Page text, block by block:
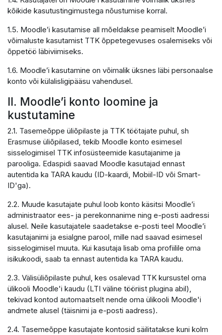
kõikide kasutustingimustega nõustumise korral.
1.5. Moodle’i kasutamise all mõeldakse peamiselt Moodle’i
võimaluste kasutamist TTK õppetegevuses osalemiseks või
õppetöö läbiviimiseks.
1.6. Moodle’i kasutamine on võimalik üksnes läbi personaalse
konto või külalisligipääsu vahendusel.
II. Moodle’i konto loomine ja
kustutamine
2.1. Tasemeõppe üliõpilaste ja TTK töötajate puhul, sh
Erasmuse üliõpilased, tekib Moodle konto esimesel
sisselogimisel TTK infosüsteemide kasutajanime ja
parooliga. Edaspidi saavad Moodle kasutajad ennast
autentida ka TARA kaudu (ID-kaardi, Mobiil-ID või Smart-
ID'ga).
2.2. Muude kasutajate puhul loob konto käsitsi Moodle’i
administraator ees- ja perekonnanime ning e-posti aadressi
alusel. Neile kasutajatele saadetakse e-posti teel Moodle’i
kasutajanimi ja esialgne parool, mille nad saavad esimesel
sisselogimisel muuta. Kui kasutaja lisab oma profiilile oma
isikukoodi, saab ta ennast autentida ka TARA kaudu.
2.3. Välisüliõpilaste puhul, kes osalevad TTK kursustel oma
ülikooli Moodle'i kaudu (LTI väline tööriist plugina abil),
tekivad kontod automaatselt nende oma ülikooli Moodle'i
andmete alusel (täisnimi ja e-posti aadress).
2.4. Tasemeõppe kasutajate kontosid säilitatakse kuni kolm